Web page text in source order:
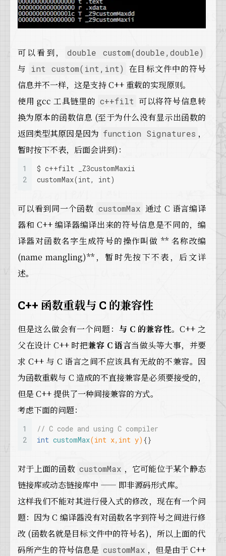
可以看到， double custom(double,double)
与 int custom(int,int)
在目标文件中的符号
信息并不一样，这是支持 C++ 重载的实现原则。
使用 gcc 工具链里的 c++filt 可以将符号信息转
换为原本的函数信息 (至于为什么没有显示出函数的
返回类型其原因是因为 function Signatures ，
暂时按下不表，后面会讲到)：
1
2
$ c++filt _Z3customMaxii
customMax(int, int)
可以看到同一个函数 customMax 通过 C 语言编译
器和 C++ 编译器编译出来的符号信息是不同的，编
译器对函数名字生成符号的操作叫做 ** 名称改编
(name mangling)**，暂时先按下不表，后文详
述。
C++ 函数重载与 C 的兼容性
但是这么做会有一个问题： 与 C 的兼容性。C++ 之
父在设计 C++ 时把兼容 C 语言当做头等大事，并要
求 C++ 与 C 语言之间不应该具有无故的不兼容。因
为函数重载与 C 造成的不直接兼容是必须要接受的，
但是 C++ 提供了一种间接兼容的方式。
考虑下面的问题：
1
2
// C code and using C compiler
int customMax(int x, int y) {}
对于上面的函数 customMax ，它可能位于某个静态
链接库或动态链接库中 —— 即非源码形式库。
这样我们不能对其进行侵入式的修改，现在有一个问
题：因为 C 编译器没有对函数名字到符号之间进行修
改 (函数名就是目标文件中的符号名)，所以上面的代
码所产生的符号信息是 customMax ，但是由于 C++